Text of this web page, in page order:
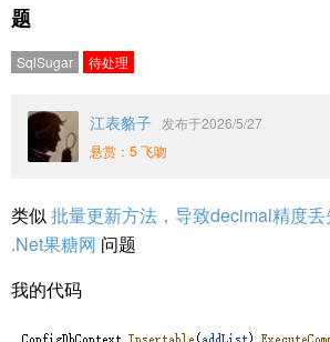
题
SqlSugar 待处理
江表貉子 发布于2026/5/27
悬赏：5 飞吻
类似批量更新方法，导致decimal精度
.Net果糖网 问题
我的代码